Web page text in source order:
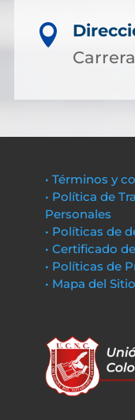

• Términos y
• Política de
Personales
• Políticas de
• Certificado
• Políticas de
• Mapa del Sitio